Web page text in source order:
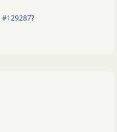
#129287?